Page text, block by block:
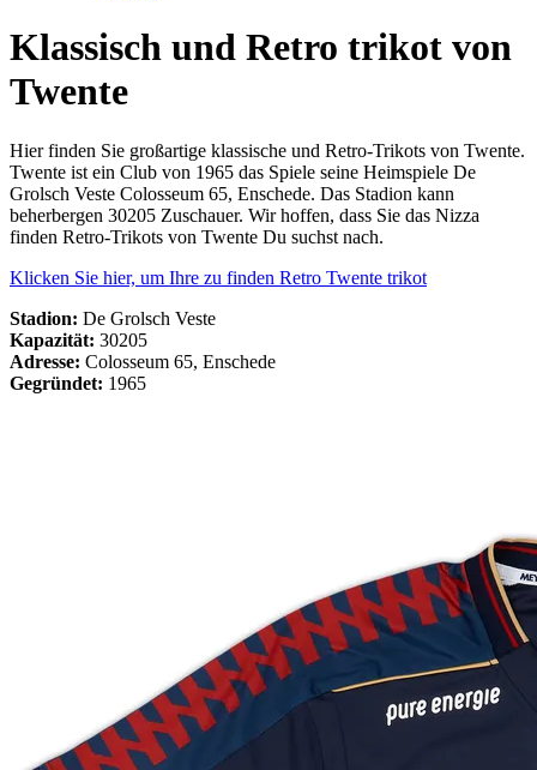
Klassisch und Retro trikot von
Twente
Hier finden Sie großartige klassische und Retro-Trikots von Twente.
Twente ist ein Club von 1965 das Spiele seine Heimspiele De
Grolsch Veste Colosseum 65, Enschede. Das Stadion kann
beherbergen 30205 Zuschauer. Wir hoffen, dass Sie das Nizza
finden Retro-Trikots von Twente Du suchst nach.
Klicken Sie hier, um Ihre zu finden Retro Twente trikot
Stadion: De Grolsch Veste
Kapazität: 30205
Adresse: Colosseum 65, Enschede
Gegründet: 1965